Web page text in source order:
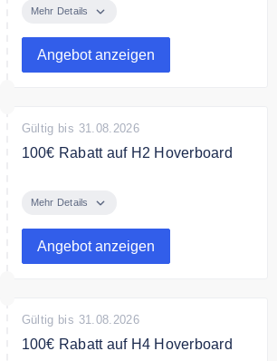
Faltbarer Walking Pad
NONE
Mehr Details
Angebot anzeigen
Gültig bis 31.08.2026
100€ Rabatt auf H2 Hoverboard
iHoverboard H2 500W Hoverboard
Mehr Details
Angebot anzeigen
Gültig bis 31.08.2026
100€ Rabatt auf H4 Hoverboard